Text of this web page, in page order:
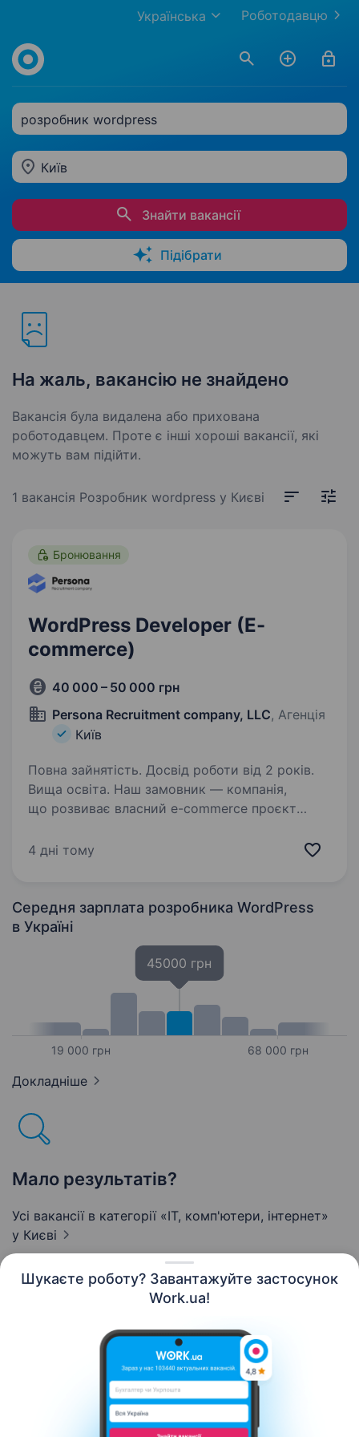
Шукаєте роботу? Завантажуйте застосунок
Work.ua!
Роботодавцю
Українська
розробник wordpress
Київ
Знайти вакансії
Підібрати
На жаль, вакансію не знайдено
Вакансія була видалена або прихована
роботодавцем. Проте є інші хороші вакансії, які
можуть вам підійти.
1 вакансія Розробник wordpress у Києві
Бронювання
WordPress Developer (E-
commerce)
40 000 – 50 000 грн
Persona Recruitment company, LLC, Агенція
Київ
Повна зайнятість. Досвід роботи від 2 років.
Вища освіта. Наш замовник — компанія,
що розвиває власний e-commerce проєкт
автоматизацію бізнес-процесів і покращення
4 дні тому
Середня зарплата розробника WordPress
в Україні
19 000 грн
45000 грн
68 000 грн
Докладніше
Мало результатів?
Усі вакансії в категорії «IT, комп'ютери, інтернет»
у Києві